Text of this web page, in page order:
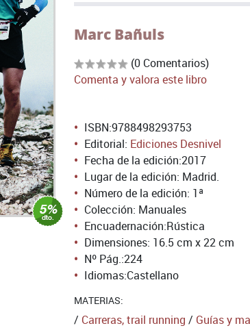
Marc Bañuls
(0 Comentarios)
Comenta y valora este libro
ISBN:9788498293753
Editorial: Ediciones Desnivel
Fecha de la edición:2017
Lugar de la edición: Madrid.
Número de la edición: 1ª
Colección: Manuales
Encuadernación:Rústica
Dimensiones: 16.5 cm x 22 cm
Nº Pág.:224
Idiomas:Castellano
MATERIAS:
/ Carreras, trail running / Guías y